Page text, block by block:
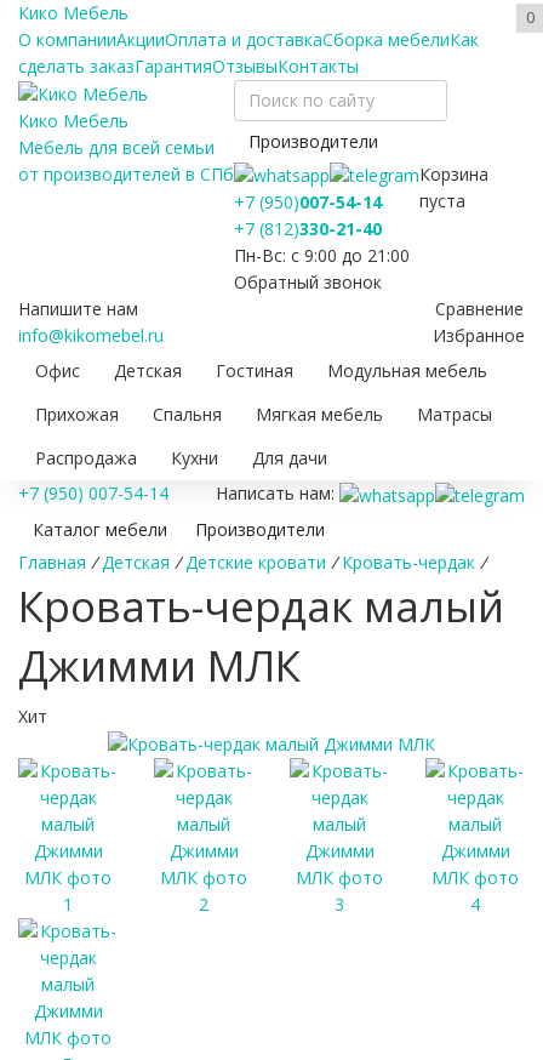
Кико Мебель 0
О компанииАкцииОплата и доставкаСборка мебелиКак
сделать заказГарантияОтзывыКонтакты
Кико Мебель
Мебель для всей семьи
от производителей в СПб
Производители
+7 (950)007-54-14
+7 (812)330-21-40
Пн-Вс: с 9:00 до 21:00
Обратный звонок
Напишите нам
info@kikomebel.ru
Сравнение
Избранное
Корзина
пуста
Офис Детская Гостиная
Модульная мебель
Прихожая
Спальня Мягкая мебель
Матрасы
Распродажа
Кухни
Для дачи
+7 (950) 007-54-14
Написать нам:
Каталог мебели
Производители
Главная / Детская / Детские кровати / Кровать-чердак /
Кровать-чердак малый
Джимми МЛК
Хит